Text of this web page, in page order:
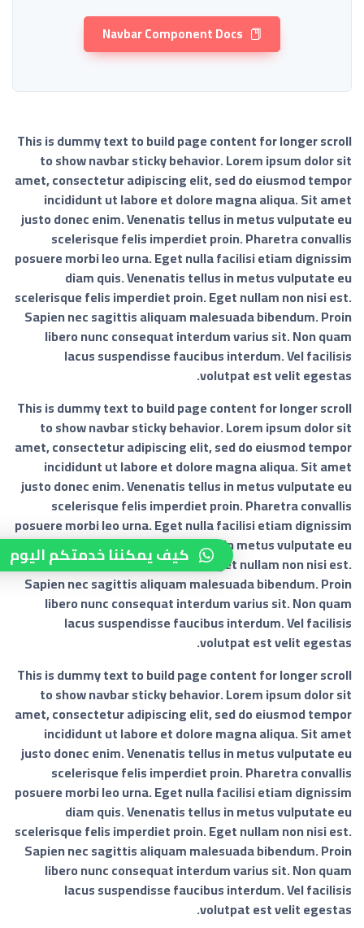
Navbar Component Docs
This is dummy text to build page content for longer scroll
to show navbar sticky behavior. Lorem ipsum dolor sit
amet, consectetur adipiscing elit, sed do eiusmod tempor
incididunt ut labore et dolore magna aliqua. Sit amet
justo donec enim. Venenatis tellus in metus vulputate eu
scelerisque felis imperdiet proin. Pharetra convallis
posuere morbi leo urna. Eget nulla facilisi etiam dignissim
diam quis. Venenatis tellus in metus vulputate eu
scelerisque felis imperdiet proin. Eget nullam non nisi est.
Sapien nec sagittis aliquam malesuada bibendum. Proin
libero nunc consequat interdum varius sit. Non quam
lacus suspendisse faucibus interdum. Vel facilisis
volutpat est velit egestas.
This is dummy text to build page content for longer scroll
to show navbar sticky behavior. Lorem ipsum dolor sit
amet, consectetur adipiscing elit, sed do eiusmod tempor
incididunt ut labore et dolore magna aliqua. Sit amet
justo donec enim. Venenatis tellus in metus vulputate eu
scelerisque felis imperdiet proin. Pharetra convallis
posuere morbi leo urna. Eget nulla facilisi etiam dignissim
diam quis. Venenatis tellus in metus vulputate eu
scelerisque felis imperdiet proin. Eget nullam non nisi est.
Sapien nec sagittis aliquam malesuada bibendum. Proin
libero nunc consequat interdum varius sit. Non quam
lacus suspendisse faucibus interdum. Vel facilisis
volutpat est velit egestas.
This is dummy text to build page content for longer scroll
to show navbar sticky behavior. Lorem ipsum dolor sit
amet, consectetur adipiscing elit, sed do eiusmod tempor
incididunt ut labore et dolore magna aliqua. Sit amet
justo donec enim. Venenatis tellus in metus vulputate eu
scelerisque felis imperdiet proin. Pharetra convallis
posuere morbi leo urna. Eget nulla facilisi etiam dignissim
diam quis. Venenatis tellus in metus vulputate eu
scelerisque felis imperdiet proin. Eget nullam non nisi est.
Sapien nec sagittis aliquam malesuada bibendum. Proin
libero nunc consequat interdum varius sit. Non quam
lacus suspendisse faucibus interdum. Vel facilisis
volutpat est velit egestas.
كيف يمكننا خدمتكم اليوم